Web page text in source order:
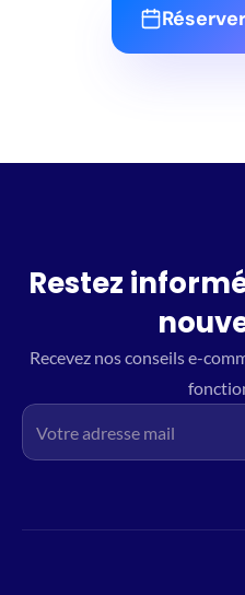
Restez
Recevez nos conseils e-